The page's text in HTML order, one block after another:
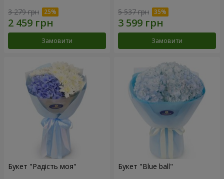
3 279 грн
Замовити
5 537 грн
Замовити
Букет "Радість моя" Букет "Blue ball"